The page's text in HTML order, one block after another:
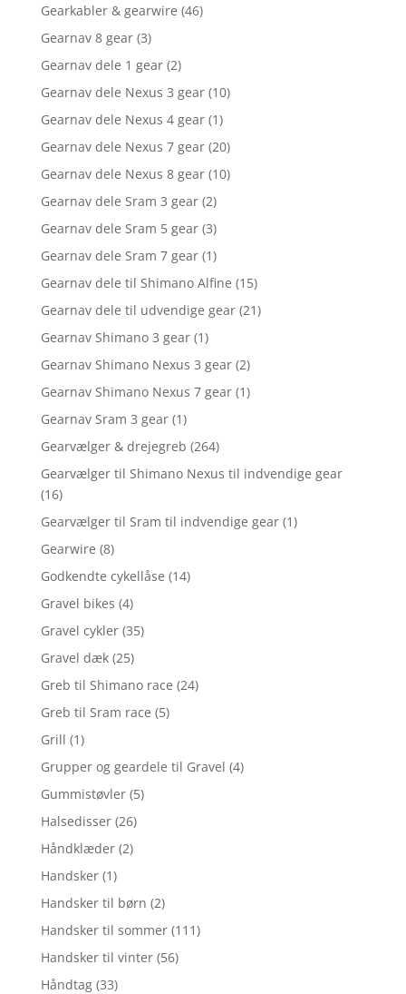
Gearkabler & gearwire (46)
Gearnav 8 gear (3)
Gearnav dele 1 gear (2)
Gearnav dele Nexus 3 gear (10)
Gearnav dele Nexus 4 gear (1)
Gearnav dele Nexus 7 gear (20)
Gearnav dele Nexus 8 gear (10)
Gearnav dele Sram 3 gear (2)
Gearnav dele Sram 5 gear (3)
Gearnav dele Sram 7 gear (1)
Gearnav dele til Shimano Alfine (15)
Gearnav dele til udvendige gear (21)
Gearnav Shimano 3 gear (1)
Gearnav Shimano Nexus 3 gear (2)
Gearnav Shimano Nexus 7 gear (1)
Gearnav Sram 3 gear (1)
Gearvælger & drejegreb (264)
Gearvælger til Shimano Nexus til indvendige gear
(16)
Gearvælger til Sram til indvendige gear (1)
Gearwire (8)
Godkendte cykellåse (14)
Gravel bikes (4)
Gravel cykler (35)
Gravel dæk (25)
Greb til Shimano race (24)
Greb til Sram race (5)
Grill (1)
Grupper og geardele til Gravel (4)
Gummistøvler (5)
Halsedisser (26)
Håndklæder (2)
Handsker (1)
Handsker til børn (2)
Handsker til sommer (111)
Handsker til vinter (56)
Håndtag (33)